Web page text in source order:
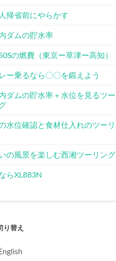
帰省前にやらかす
ダムの貯水率
の燃費（東京ー草津ー高知）
ー乗るなら〇〇を鍛えよう
ダムの貯水率＋水位を見るツー
水位確認と食材仕入れのツーリ
の風景を楽しむ西湘ツーリング
らXL883N
り替え